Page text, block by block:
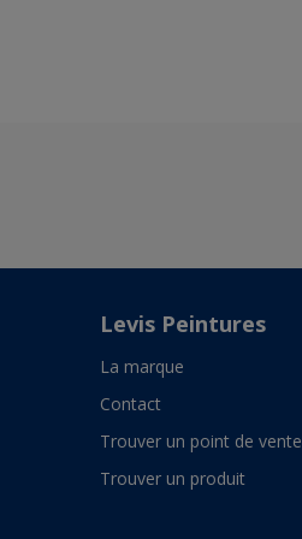
Levis Peintures
La marque
Contact
Trouver un point de vente
Trouver un produit